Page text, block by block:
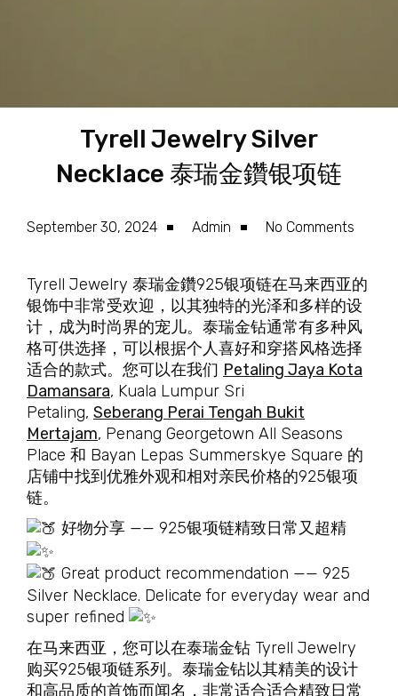
Tyrell Jewelry Silver
Necklace 泰瑞金鑽银项链
September 30, 2024 Admin No Comments
Tyrell Jewelry 泰瑞金鑽925银项链在马来西亚的
银饰中非常受欢迎，以其独特的光泽和多样的设
计，成为时尚界的宠儿。泰瑞金钻通常有多种风
格可供选择，可以根据个人喜好和穿搭风格选择
适合的款式。您可以在我们 Petaling Jaya Kota
Damansara, Kuala Lumpur Sri
Petaling, Seberang Perai Tengah Bukit
Mertajam, Penang Georgetown All Seasons
Place 和 Bayan Lepas Summerskye Square 的
店铺中找到优雅外观和相对亲民价格的925银项
链。
好物分享 —— 925银项链精致日常又超精
Great product recommendation —— 925
Silver Necklace. Delicate for everyday wear and
super refined
在马来西亚，您可以在泰瑞金钻 Tyrell Jewelry
购买925银项链系列。泰瑞金钻以其精美的设计
和高品质的首饰而闻名，非常适合适合精致日常